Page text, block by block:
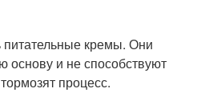
питательные кремы. Они
основу и не способствуют
процесс.